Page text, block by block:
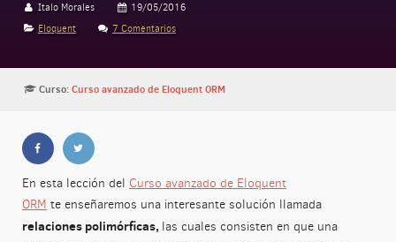
Italo Morales
19/05/2016
Eloquent
7 Comentarios
Curso:Curso avanzado de Eloquent ORM
En esta lección del Curso avanzado de Eloquent
ORM te enseñaremos una interesante solución llamada
relaciones polimórficas, las cuales consisten en que una